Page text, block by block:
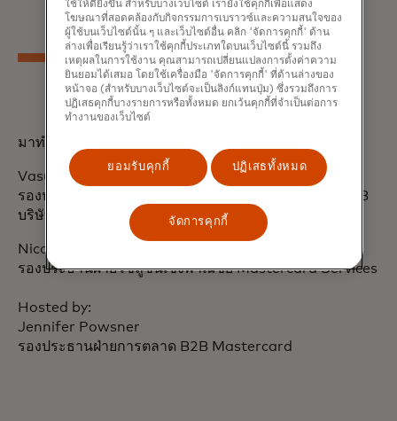
มาทำความรู้จักกับวิทยากรของเรากัน
Vasudha Ramachandran
รองประธานอาวุโส ฝ่ายผลิตภัณฑ์และออกแบบดิจิทัล B2B
บริษัท Mastercard
Nicole Radil
รองประธานฝ่ายโซลูชันเชิงพาณิชย์ Mastercard Services
Hosted by:
Jennifer Powsner
รองประธานฝ่ายการตลาด B2B Mastercard
ใช้ให้ดียิ่งขึ้น สำหรับบางเว็บไซต์ เรายังใช้คุกกี้เพื่อแสดง
โฆษณาที่สอดคล้องกับกิจกรรมการเบราวซ์และความสนใจของ
ผู้ใช้บนเว็บไซต์นั้น ๆ และเว็บไซต์อื่น คลิก 'จัดการคุกกี้' ด้าน
ล่างเพื่อเรียนรู้ว่าเราใช้คุกกี้ประเภทใดบนเว็บไซต์นี้ รวมถึง
เหตุผลในการใช้งาน คุณสามารถเปลี่ยนแปลงการตั้งค่าความ
ยินยอมได้เสมอ โดยใช้เครื่องมือ 'จัดการคุกกี้' ที่ด้านล่างของ
หน้าจอ (สำหรับบางเว็บไซต์จะเป็นลิงก์แทนปุ่ม) ซึ่งรวมถึงการ
ปฏิเสธคุกกี้บางรายการหรือทั้งหมด ยกเว้นคุกกี้ที่จำเป็นต่อการ
ทำงานของเว็บไซต์
ยอมรับคุกกี้ ปฏิเสธทั้งหมด
จัดการคุกกี้